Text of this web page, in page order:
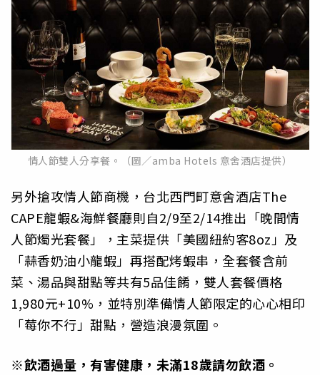
情人節雙人分享餐。（圖／amba Hotels 意舍酒店提供）
另外搶攻情人節商機，台北西門町意舍酒店The
CAPE龍蝦&海鮮餐廳則自2/9至2/14推出「晚間情
人節燭光套餐」，主菜提供「美國紐約客8oz」及
「蒜香奶油小龍蝦」再搭配烤蝦串，全套餐含前
菜、湯品與甜點等共有5品佳餚，雙人套餐價格
1,980元+10%，並特別準備情人節限定的心心相印
「莓你不行」甜點，營造浪漫氛圍。
※飲酒過量，有害健康，未滿18歲請勿飲酒。